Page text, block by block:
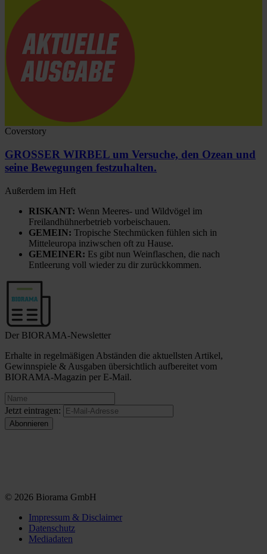
Coverstory
GROSSER WIRBEL um Versuche, den Ozean und
seine Bewegungen festzuhalten.
Außerdem im Heft
RISKANT: Wenn Meeres- und Wildvögel im
Freilandhühnerbetrieb vorbeischauen.
GEMEIN: Tropische Stechmücken fühlen sich in
Mitteleuropa inziwschen oft zu Hause.
GEMEINER: Es gibt nun Weinflaschen, die nach
Entleerung voll wieder zu dir zurückkommen.
Der BIORAMA-Newsletter
Erhalte in regelmäßigen Abständen die aktuellsten Artikel,
Gewinnspiele & Ausgaben übersichtlich aufbereitet vom
BIORAMA-Magazin per E-Mail.
Jetzt eintragen:
© 2026 Biorama GmbH
Impressum & Disclaimer
Datenschutz
Mediadaten